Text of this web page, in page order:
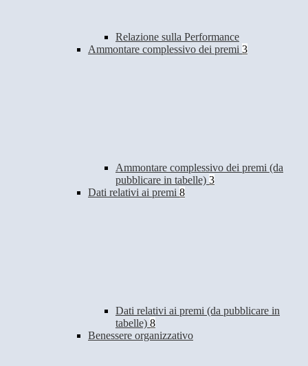
Relazione sulla Performance
Ammontare complessivo dei premi 3
Ammontare complessivo dei premi (da
pubblicare in tabelle) 3
Dati relativi ai premi 8
Dati relativi ai premi (da pubblicare in
tabelle) 8
Benessere organizzativo